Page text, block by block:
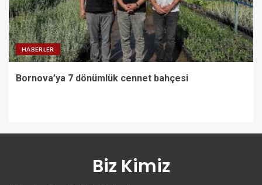
HABERLER
Bornova’ya 7 dönümlük cennet bahçesi
Biz Kimiz